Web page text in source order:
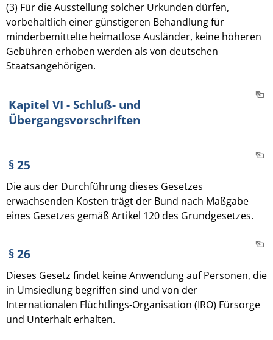
(3) Für die Ausstellung solcher Urkunden dürfen,
vorbehaltlich einer günstigeren Behandlung für
minderbemittelte heimatlose Ausländer, keine höheren
Gebühren erhoben werden als von deutschen
Staatsangehörigen.
Kapitel VI - Schluß- und
Übergangsvorschriften
§ 25
Die aus der Durchführung dieses Gesetzes
erwachsenden Kosten trägt der Bund nach Maßgabe
eines Gesetzes gemäß Artikel 120 des Grundgesetzes.
§ 26
Dieses Gesetz findet keine Anwendung auf Personen, die
in Umsiedlung begriffen sind und von der
Internationalen Flüchtlings-Organisation (IRO) Fürsorge
und Unterhalt erhalten.